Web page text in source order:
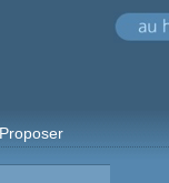
Proposer